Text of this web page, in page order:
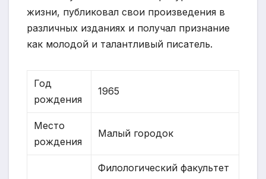
жизни, публиковал свои произведения в
различных изданиях и получал признание
как молодой и талантливый писатель.
Год
рождения
1965
Место
рождения
Малый городок
Филологический факультет